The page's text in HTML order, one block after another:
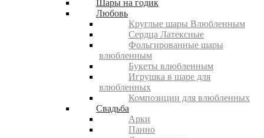
Шары на годик
Любовь
Круглые шары Влюбленным
Сердца Латексные
Фольгированные шары
влюбленным
Букеты влюбленным
Игрушка в шаре для
влюбленных
Композиции для влюбленных
Свадьба
Арки
Панно